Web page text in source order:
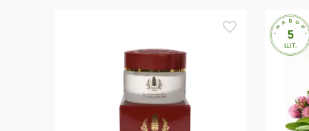
Однозначно рекомендую всем, кто
Попробуйте этот увлажняющий гель
бережный уход и свежесть! 💆‍♀️✨